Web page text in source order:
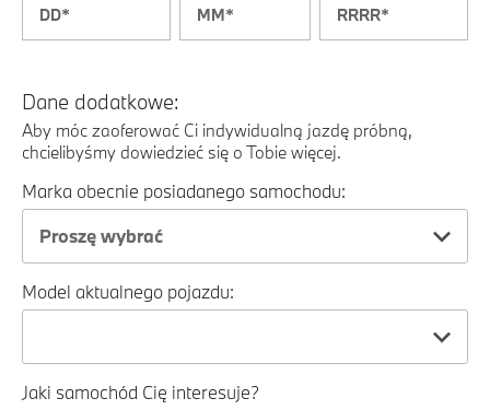
Dane dodatkowe:
Aby móc zaoferować Ci indywidualną jazdę próbną,
chcielibyśmy dowiedzieć się o Tobie więcej.
Marka obecnie posiadanego samochodu:
Proszę wybrać
Model aktualnego pojazdu:
Jaki samochód Cię interesuje?